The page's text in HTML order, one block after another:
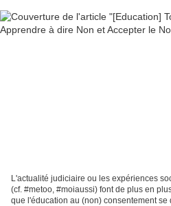
L'actualité judiciaire ou les expériences
(cf. #metoo, #moiaussi) font de plus en
que l'éducation au (non) consentement se